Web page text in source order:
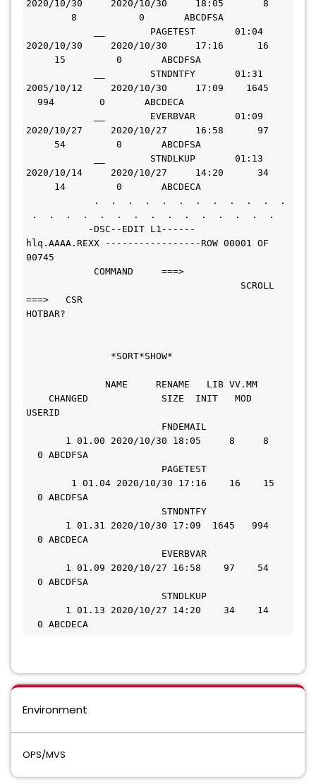
2020/10/30     2020/10/30     18:05       8
8           0       ABCDFSA
__        PAGETEST       01:04
2020/10/30     2020/10/30     17:16      16
15         0       ABCDFSA
__        STNDNTFY       01:31
2005/10/12     2020/10/30     17:09    1645
994        0       ABCDECA
__        EVERBVAR       01:09
2020/10/27     2020/10/27     16:58      97
54         0       ABCDFSA
__        STNDLKUP       01:13
2020/10/14     2020/10/27     14:20      34
14         0       ABCDECA
.  .  .  .  .  .  .  .  .  .  .  .
.  .  .  .  .  .  .  .  .  .  .  .  .  .  .
-DSC--EDIT L1------
hlq.AAAA.REXX -----------------ROW 00001 OF
00745
COMMAND     ===>
SCROLL
===>   CSR
HOTBAR?
*SORT*SHOW*
NAME     RENAME   LIB VV.MM
CHANGED             SIZE  INIT   MOD
USERID
FNDEMAIL
1 01.00 2020/10/30 18:05     8     8
0 ABCDFSA
PAGETEST
1 01.04 2020/10/30 17:16    16    15
0 ABCDFSA
STNDNTFY
1 01.31 2020/10/30 17:09  1645   994
0 ABCDECA
EVERBVAR
1 01.09 2020/10/27 16:58    97    54
0 ABCDFSA
STNDLKUP
1 01.13 2020/10/27 14:20    34    14
0 ABCDECA
Environment
OPS/MVS